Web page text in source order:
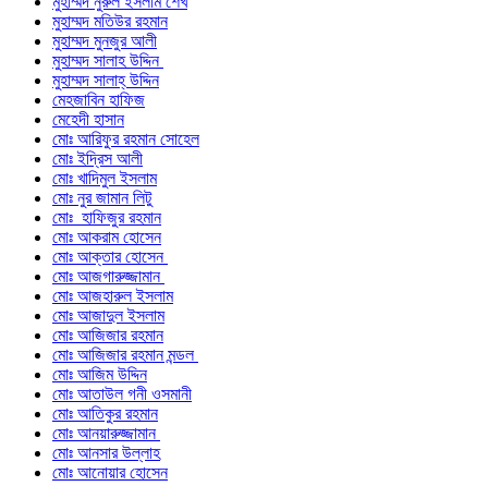
মুহাম্মদ মতিউর রহমান
মুহাম্মদ মুনজুর আলী
মুহাম্মদ সালাহ উদ্দিন
মুহাম্মদ সালাহ্ উদ্দিন
মেহজাবিন হাফিজ
মেহেদী হাসান
মোঃ আরিফুর রহমান সোহেল
মোঃ ইদ্রিস আলী
মোঃ খাদিমুল ইসলাম
মোঃ নুর জামান লিটু
মোঃ হাফিজুর রহমান
মোঃ আকরাম হোসেন
মোঃ আক্তার হোসেন
মোঃ আজগারুজ্জামান
মোঃ আজহারুল ইসলাম
মোঃ আজাদুল ইসলাম
মোঃ আজিজার রহমান
মোঃ আজিজার রহমান মন্ডল
মোঃ আজিম উদ্দিন
মোঃ আতাউল গনী ওসমানী
মোঃ আতিকুর রহমান
মোঃ আনয়ারুজ্জামান
মোঃ আনসার উল্লাহ
মোঃ আনোয়ার হোসেন